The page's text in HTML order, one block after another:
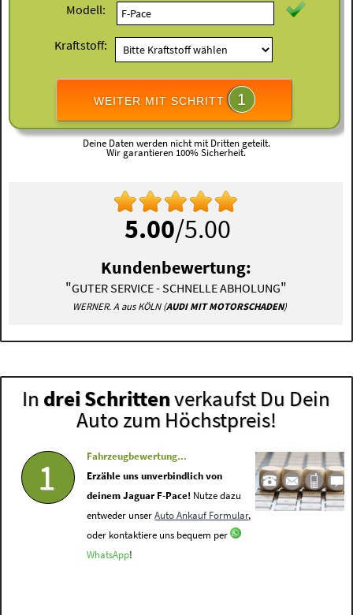
Modell:
Kraftstoff:
WEITER MIT SCHRITT 1
Deine Daten werden nicht mit Dritten geteilt.
Wir garantieren 100% Sicherheit.
5.00/5.00
Kundenbewertung:
"GUTER SERVICE - SCHNELLE ABHOLUNG"
WERNER. A aus KÖLN (AUDI MIT MOTORSCHADEN)
In drei Schrittenverkaufst Du Dein
Auto zum Höchstpreis!
1
Fahrzeugbewertung...
Erzähle uns unverbindlich von
deinem Jaguar F-Pace! Nutze dazu
entweder unserAuto Ankauf Formular,
oder kontaktiere uns bequem per
WhatsApp!